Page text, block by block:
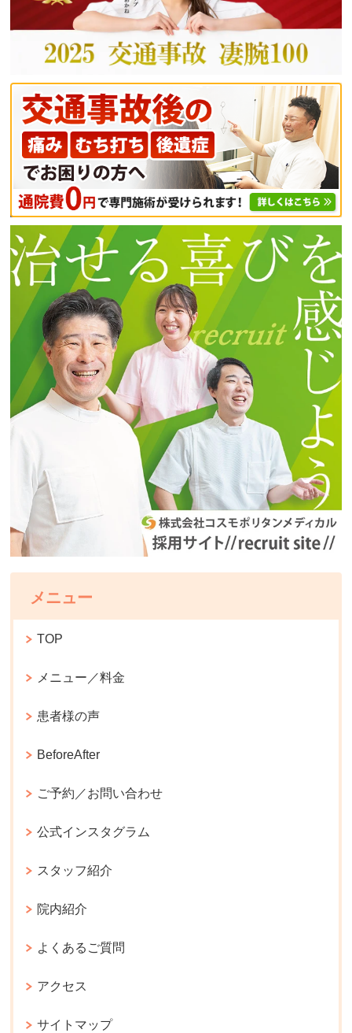
メニュー
TOP
メニュー／料金
患者様の声
BeforeAfter
ご予約／お問い合わせ
公式インスタグラム
スタッフ紹介
院内紹介
よくあるご質問
アクセス
サイトマップ